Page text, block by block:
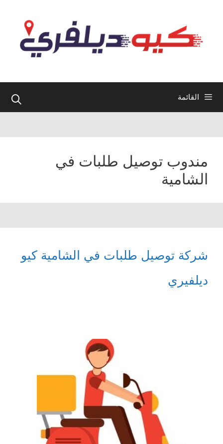
القائمة
مندوب توصيل طلبات في
الشامية
شركة توصيل طلبات في الشامية كيو
ديلفيري